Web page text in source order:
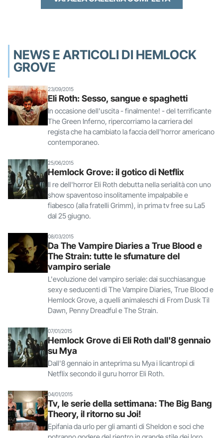
NEWS E ARTICOLI DI HEMLOCK
GROVE
23/09/2015
Eli Roth: Sesso, sangue e spaghetti
In occasione dell'uscita - finalmente! - del terrificante
The Green Inferno, ripercorriamo la carriera del
regista che ha cambiato la faccia dell'horror americano
contemporaneo.
25/06/2015
Hemlock Grove: il gotico di Netflix
Il re dell'horror Eli Roth debutta nella serialità con uno
show spaventoso insolitamente impalpabile e
fiabesco (alla fratelli Grimm), in prima tv free su La5
dal 25 giugno.
08/03/2015
Da The Vampire Diaries a True Blood e
The Strain: tutte le sfumature del
vampiro seriale
L'evoluzione del vampiro seriale: dai succhiasangue
sexy e seducenti di The Vampire Diaries, True Blood e
Hemlock Grove, a quelli animaleschi di From Dusk Til
Dawn, Penny Dreadful e The Strain.
07/01/2015
Hemlock Grove di Eli Roth dall'8 gennaio
su Mya
Dall'8 gennaio in anteprima su Mya i licantropi di
Netflix secondo il guru horror Eli Roth.
04/01/2015
Tv, le serie della settimana: The Big Bang
Theory, il ritorno su Joi!
Epifania da urlo per gli amanti di Sheldon e soci che